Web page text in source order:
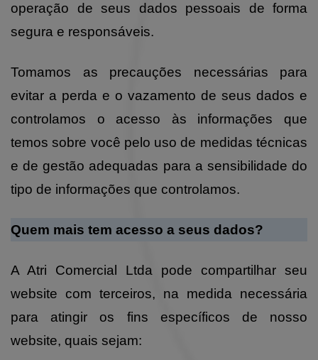
operação de seus dados pessoais de forma
segura e responsáveis.
Tomamos as precauções necessárias para
evitar a perda e o vazamento de seus dados e
controlamos o acesso às informações que
temos sobre você pelo uso de medidas técnicas
e de gestão adequadas para a sensibilidade do
tipo de informações que controlamos.
Quem mais tem acesso a seus dados?
A Atri Comercial Ltda pode compartilhar seu
website com terceiros, na medida necessária
para atingir os fins específicos de nosso
website, quais sejam: